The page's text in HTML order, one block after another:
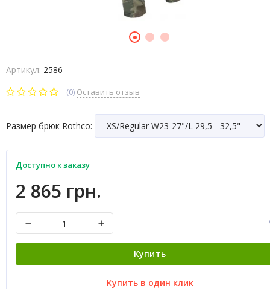
Артикул: 2586
(0) Оставить отзыв
Размер брюк Rothco:
Доступно к заказу
2 865 грн.
Купить
Купить в один клик